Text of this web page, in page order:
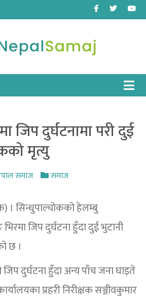
Facebook
Twitter
जिप दुर्घटनामा परी दुई
मृत्यु
समाज समाज
। सिन्धुपाल्चोकको हेलम्बु
जिप दुर्घटना हुँदा दुई भुटानी
छ ।
दुर्घटना हुँदा अन्य पाँच जना घाइते
प्रहरी निरीक्षक सञ्जीवकुमार